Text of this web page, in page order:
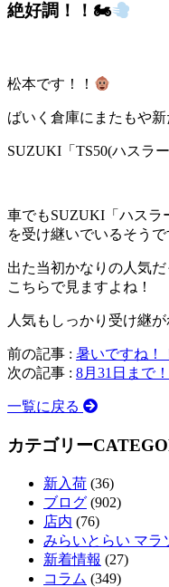
絶好調！！🏍
松本です！！
ばいく倉庫にまたもや
SUZUKI「TS50(ハスラ
車でもSUZUKI「ハスラ
を受け継いでいるそうで
出た当初かなりの人気
こちらで見ますよね！
人気もしっかり受け継が
前の記事 : 暑いですね
次の記事 : 8月31日まで
一覧に戻る
カテゴリー
新入荷 (36)
ブログ (902)
店内 (76)
みらいとらい マラ
新着情報 (27)
コラム (349)